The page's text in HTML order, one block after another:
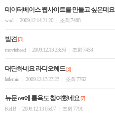
데이터베이스 웹사이트를 만들고 싶은데요
wud
2009.12.14 21:20 조회 7488
발견[3]
moviehead
2009.12.13 23:36 조회 7458
대단하네요 라디오헤드[3]
littlemin
2009.12.13 23:23 조회 7762
뉴문 ost에 톰욕도 참여했네요[7]
Kid B
2009.12.13 05:07 조회 7791